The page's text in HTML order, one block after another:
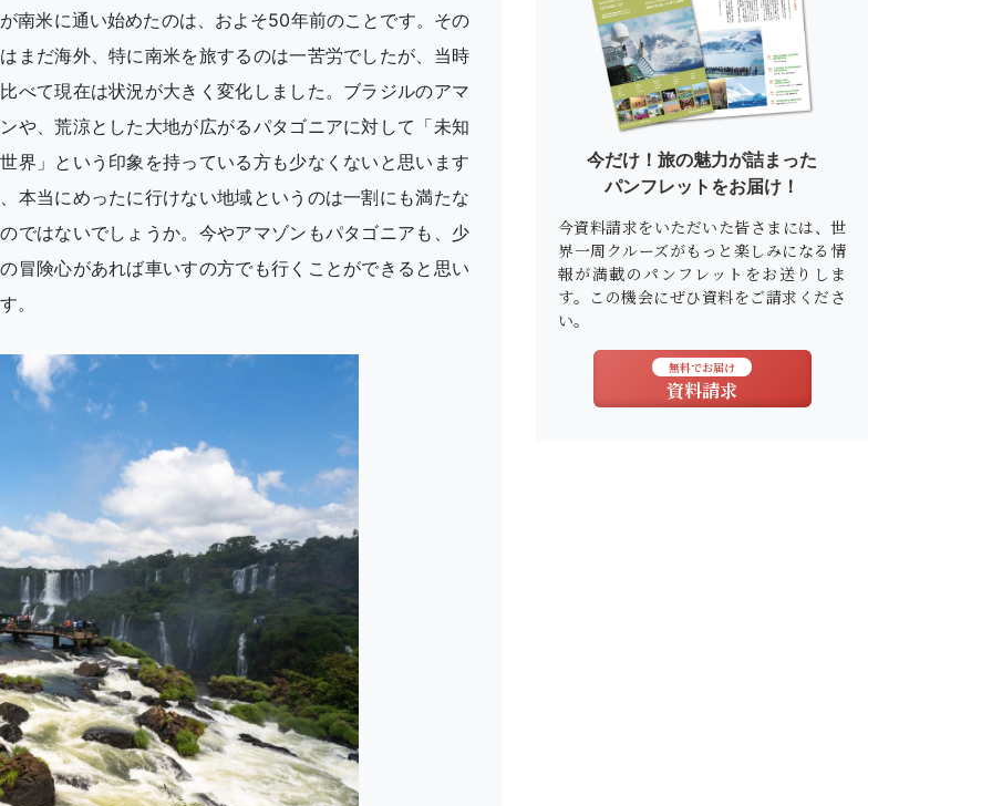
南米に通い始めたのは、およそ50年前のことです。その
まだ海外、特に南米を旅するのは一苦労でしたが、当時
べて現在は状況が大きく変化しました。ブラジルのアマ
や、荒涼とした大地が広がるパタゴニアに対して「未知
界」という印象を持っている方も少なくないと思います
本当にめったに行けない地域というのは一割にも満たな
ではないでしょうか。今やアマゾンもパタゴニアも、少
冒険心があれば車いすの方でも行くことができると思い
。
今だけ！旅の魅力が詰まった
パンフレットをお届け！
今資料請求をいただいた皆さまには、世
界一周クルーズがもっと楽しみになる情
報が満載のパンフレットをお送りしま
す。この機会にぜひ資料をご請求くださ
い。
無料でお届け
資料請求